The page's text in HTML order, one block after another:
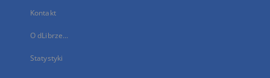
Kontakt
O dLibrze...
Statystyki